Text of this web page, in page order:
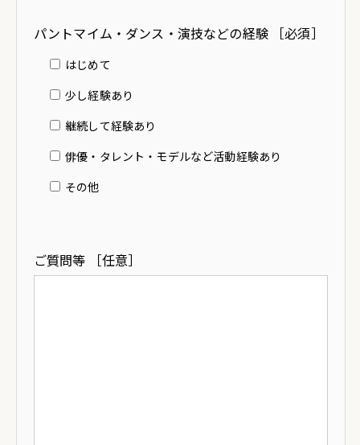
パントマイム・ダンス・演技などの経験 ［必須］
はじめて
少し経験あり
継続して経験あり
俳優・タレント・モデルなど活動経験あり
その他
ご質問等 ［任意］